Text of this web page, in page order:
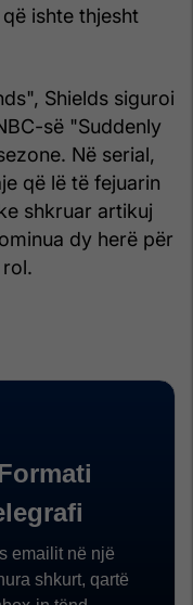
ishte thjesht
Shields siguroi
së "Suddenly
Në serial,
që lë të fejuarin
shkruar artikuj
dy herë për